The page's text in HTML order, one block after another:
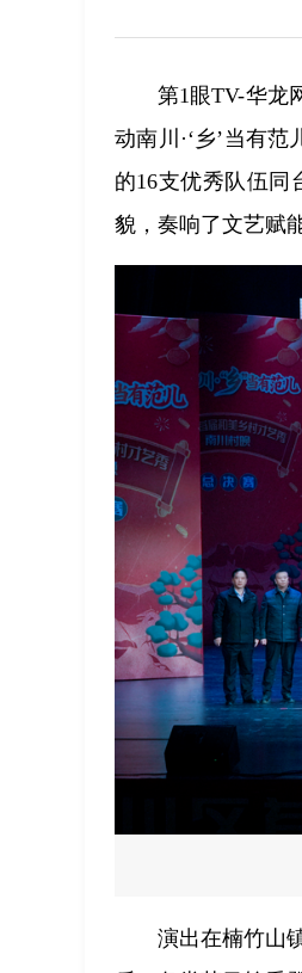
第1眼TV-华龙
动南川·‘乡’当有
的16支优秀队伍同
貌，奏响了文艺赋
演出在楠竹山